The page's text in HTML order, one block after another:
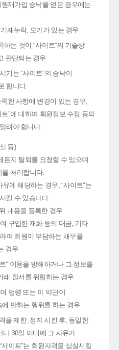
원재가입 승낙을 얻은 경우에는
재누락, 오기가 있는 경우
하는 것이 “사이트”의 기술상
판단되는 경우
기는 “사이트”의 승낙이
합니다.
한 사항에 변경이 있는 경우,
”에 대하여 회원정보 수정 등의
려야 합니다.
등)
든지 탈퇴를 요청할 수 있으며
를 처리합니다.
에 해당하는 경우, “사이트”는
킬 수 있습니다.
내용을 등록한 경우
구입한 재화 등의 대금, 기타
여 회원이 부담하는 채무를
경우
” 이용을 방해하거나 그 정보를
래 질서를 위협하는 경우
법령 또는 이 약관이
반하는 행위를 하는 경우
을 제한․정지 시킨 후, 동일한
나 30일 이내에 그 사유가
이트”는 회원자격을 상실시킬